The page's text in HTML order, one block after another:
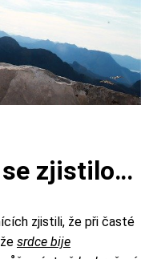
se zjistilo…
zjistili, že při časté
srdce bije